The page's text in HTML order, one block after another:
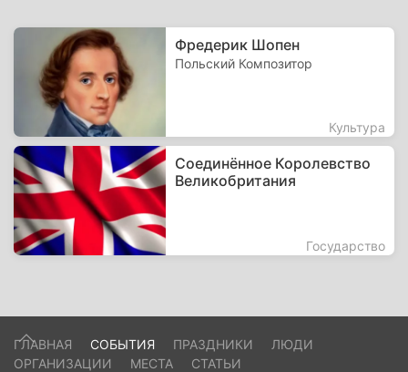
Фредерик Шопен
Польский Композитор
Культура
Соединённое Королевство
Великобритания
Государство
ГЛАВНАЯ СОБЫТИЯ ПРАЗДНИКИ
ЛЮДИ
ОРГАНИЗАЦИИ
МЕСТА СТАТЬИ